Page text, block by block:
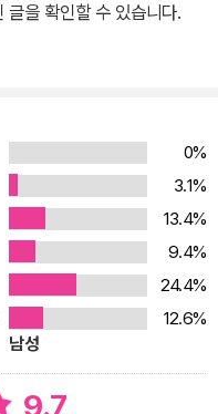
야의 하나라고 치부되던 AI
것이다. 한편, 202
원천기술이 되는 확산모델
야 하는 전국민 교양 필수과
알려면 AI를 알아야 한다. 1
게 따라가는 사람들을 위해
의 최신전략을 분석하고, 2
. 김덕진 소장은 2025년을
시작점’이라고 규정하고, 2
AI 에이전트 르네상스 시
노멀, AI 검색의 일상화’, ‘4.
언어모델의 춘추전국시대’,
글을 확인할 수 있습니다.
0%
3.1%
13.4%
9.4%
24.4%
12.6%
남성
9.7